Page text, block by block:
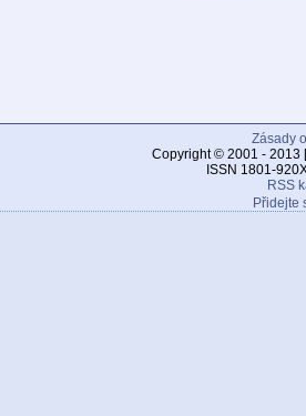
Zásady
Copyright © 2001 - 2013
ISSN 1801-
RSS
Přidejte